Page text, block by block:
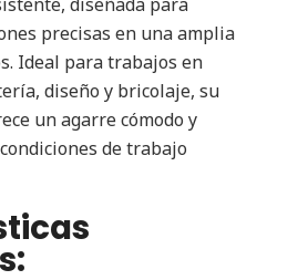
precisas en una amplia
Ideal para trabajos en
diseño y bricolaje, su
un agarre cómodo y
de trabajo